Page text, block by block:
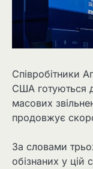
Співробітники
США готуються
масових
продовжує
За словами
обізнаних у цій